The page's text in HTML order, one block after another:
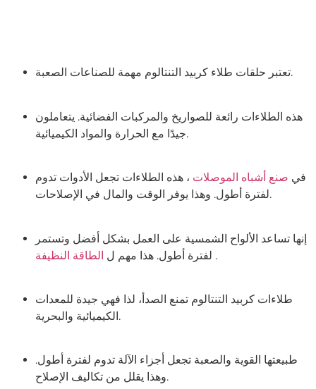
تعتبر حلقات طلاء كربيد التنتالوم مهمة للصناعات الصعبة.
هذه الطلاءات رائعة للصواريخ والمركبات الفضائية. يتعاملون
جيدًا مع الحرارة والمواد الكيميائية.
في صنع أشباه الموصلات ، هذه الطلاءات تجعل الأدوات تدوم
لفترة أطول. وهذا يوفر الوقت والمال في الإصلاحات.
إنها تساعد الألواح الشمسية على العمل بشكل أفضل وتستمر
لفترة أطول. هذا مهم ل .
طلاءات كربيد التنتالوم تمنع الصدأ، لذا فهي جيدة للمعدات
الكيميائية والبحرية.
طبيعتها القوية والصعبة تجعل أجزاء الآلة تدوم لفترة أطول.
وهذا يقلل من تكاليف الإصلاح.